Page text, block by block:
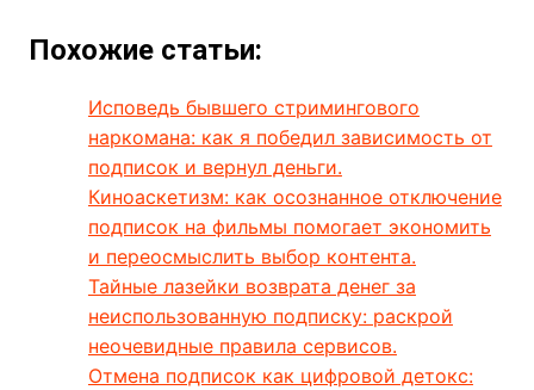
Похожие статьи:
Исповедь бывшего стримингового
наркомана: как я победил зависимость от
подписок и вернул деньги.
Киноаскетизм: как осознанное отключение
подписок на фильмы помогает экономить
и переосмыслить выбор контента.
Тайные лазейки возврата денег за
неиспользованную подписку: раскрой
неочевидные правила сервисов.
Отмена подписок как цифровой детокс: